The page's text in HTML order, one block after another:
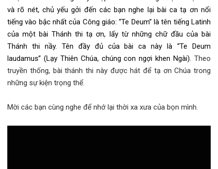
và rõ nét, chủ yếu gởi đến các bạn nghe lại bài ca tạ ơn nổi
tiếng vào bậc nhất của Công giáo: “Te Deum” là tên tiếng Latinh
của một bài Thánh thi tạ ơn, lấy từ những chữ đầu của bài
Thánh thi nầy. Tên đầy đủ của bài ca này là “Te Deum
laudamus” (Lạy Thiên Chúa, chúng con ngợi khen Ngài). Theo
truyền thống, bài thánh thi này được hát để tạ ơn Chúa trong
những sự kiện trọng thể.
Mời các bạn cùng nghe để nhớ lại thời xa xưa của bọn mình.